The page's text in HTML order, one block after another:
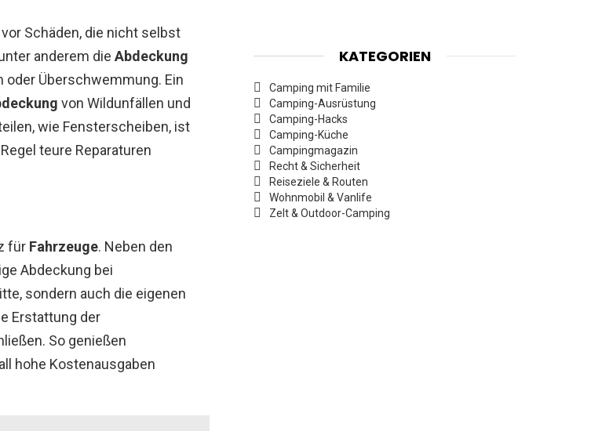
Schäden, die nicht selbst
anderem die Abdeckung
oder Überschwemmung. Ein
von Wildunfällen und
wie Fensterscheiben, ist
teure Reparaturen
für Fahrzeuge. Neben den
Abdeckung bei
sondern auch die eigenen
Erstattung der
So genießen
hohe Kostenausgaben
KATEGORIEN
Camping mit Familie
Camping-Ausrüstung
Camping-Hacks
Camping-Küche
Campingmagazin
Recht & Sicherheit
Reiseziele & Routen
Wohnmobil & Vanlife
Zelt & Outdoor-Camping